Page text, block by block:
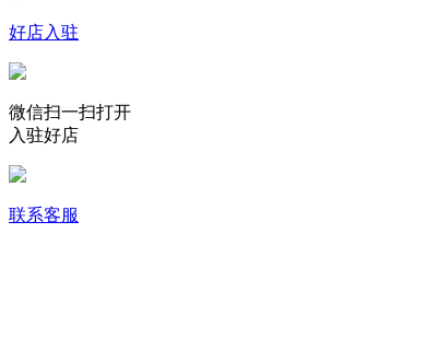
好店入驻
微信扫一扫打开
入驻好店
联系客服